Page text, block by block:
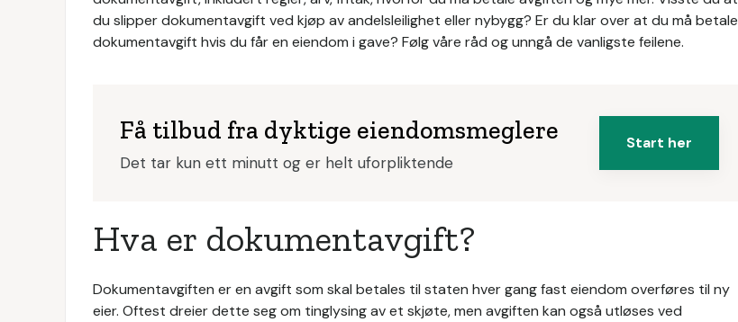
du slipper dokumentavgift ved kjøp av andelsleilighet eller nybygg? Er du klar over at du må betale
dokumentavgift hvis du får en eiendom i gave? Følg våre råd og unngå de vanligste feilene.
Få tilbud fra dyktige eiendomsmeglere
Det tar kun ett minutt og er helt uforpliktende
Start her
Hva er dokumentavgift?
Dokumentavgiften er en avgift som skal betales til staten hver gang fast eiendom overføres til ny
eier. Oftest dreier dette seg om tinglysing av et skjøte, men avgiften kan også utløses ved